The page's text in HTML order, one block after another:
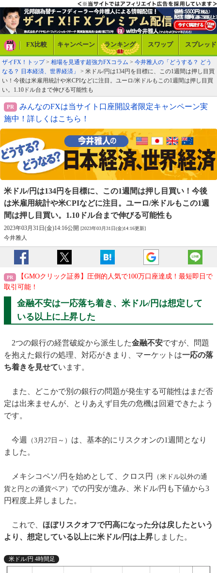
FX比較 キャンペーン ランキング スワップ スプレッド
ザイFX！トップ> 相場を見通す超強力FXコラム > 今井雅人の「どうする？ どう
なる？ 日本経済、世界経済」
> 米ドル/円は134円を目標に、この1週間は押し目買
い！今後は米雇用統計や米CPIなどに注目。ユーロ/米ドルもこの1週間は押し目買
い。1.10ドル台まで伸びる可能性も
みんなのFXは当サイト口座開設者限定キャンペーン実
施中！詳しくはこちら！
米ドル/円は134円を目標に、この1週間は押し目買い！ 今後
は米雇用統計や米CPIなどに注目。ユーロ/米ドルも この1週
間は押し目買い。1.10ドル台まで伸びる可能性も
2023年03月31日(金)14:16公開 [2023年03月31日(金)14:16更新]
今井雅人
【GMOクリック証券】圧倒的人気で100万口座達成！最短即日で
取引可能！
金融不安は一応落ち着き、米ドル/円は想定して
いる以上に上昇した
2つの銀行の経営破綻から派生した金融不安ですが、問題
を抱えた銀行の処理、対応がきまり、マーケットは一応の落
ち着きを見せています。
また、どこかで別の銀行の問題が発生する可能性はまだ否
定は出来ませんが、とりあえず目先の危機は回避できたよう
です。
今週 （3月27日～） は、基本的にリスクオンの1週間となり
ました。
メキシコペソ/円を始めとして、クロス円
（米ドル以外の通
貨と円との通貨ペア） での円安が進み、米ドル/円も下値から3
円程度上昇しました。
これで、 ほぼリスクオフで円高になった分は戻したという
より、想定している以上に米ドル/円は上昇しました。
米ドル/円 4時間足